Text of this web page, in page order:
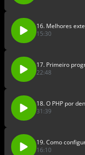
16. Melhores
15:30
17. Primeiro
22:48
18. O PHP por
31:39
19. Como
16:10